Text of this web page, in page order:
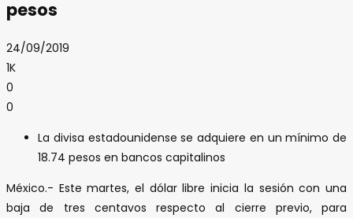
pesos
24/09/2019
1K
0
0
La divisa estadounidense se adquiere en un mínimo de
18.74 pesos en bancos capitalinos
México.- Este martes, el dólar libre inicia la sesión con una
baja de tres centavos respecto al cierre previo, para